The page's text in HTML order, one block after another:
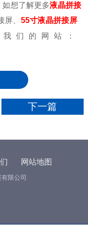
如想了解更多液晶拼接
屏、 55寸液晶拼接屏
们的网站：
下一篇
网站地图
限公司